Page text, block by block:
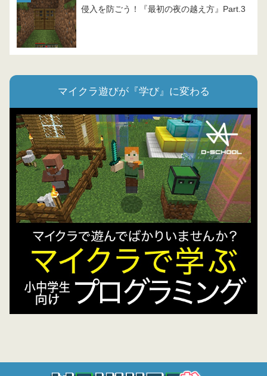
侵入を防ごう！『最初の夜の越え方』Part.3
マイクラ遊びが『学び』に変わる